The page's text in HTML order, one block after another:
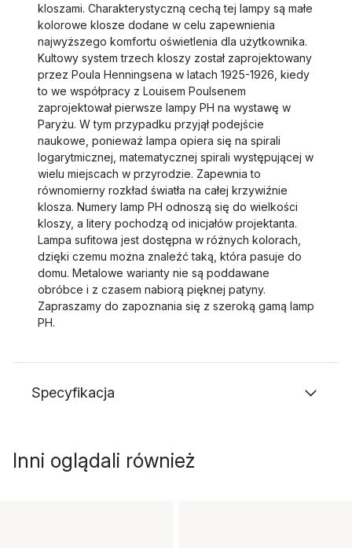
kloszami. Charakterystyczną cechą tej lampy są małe
kolorowe klosze dodane w celu zapewnienia
najwyższego komfortu oświetlenia dla użytkownika.
Kultowy system trzech kloszy został zaprojektowany
przez Poula Henningsena w latach 1925-1926, kiedy
to we współpracy z Louisem Poulsenem
zaprojektował pierwsze lampy PH na wystawę w
Paryżu. W tym przypadku przyjął podejście
naukowe, ponieważ lampa opiera się na spirali
logarytmicznej, matematycznej spirali występującej w
wielu miejscach w przyrodzie. Zapewnia to
równomierny rozkład światła na całej krzywiźnie
klosza. Numery lamp PH odnoszą się do wielkości
kloszy, a litery pochodzą od inicjałów projektanta.
Lampa sufitowa jest dostępna w różnych kolorach,
dzięki czemu można znaleźć taką, która pasuje do
domu. Metalowe warianty nie są poddawane
obróbce i z czasem nabiorą pięknej patyny.
Zapraszamy do zapoznania się z szeroką gamą lamp
PH.
Specyfikacja
Inni oglądali również